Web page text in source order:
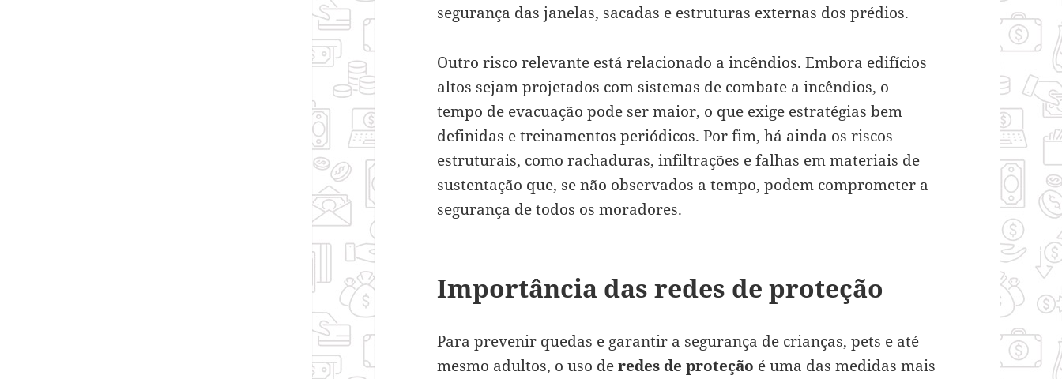
segurança das janelas, sacadas e estruturas externas dos prédios.
Outro risco relevante está relacionado a incêndios. Embora edifícios
altos sejam projetados com sistemas de combate a incêndios, o
tempo de evacuação pode ser maior, o que exige estratégias bem
definidas e treinamentos periódicos. Por fim, há ainda os riscos
estruturais, como rachaduras, infiltrações e falhas em materiais de
sustentação que, se não observados a tempo, podem comprometer a
segurança de todos os moradores.
Importância das redes de proteção
Para prevenir quedas e garantir a segurança de crianças, pets e até
mesmo adultos, o uso deredes de proteção é uma das medidas mais